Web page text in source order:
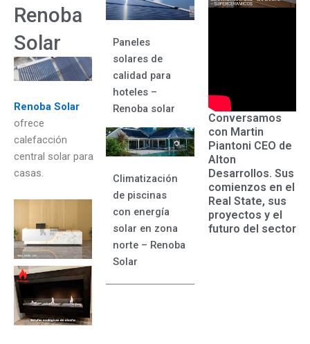
Renoba
Solar
Renoba Solar
ofrece
calefacción
central solar para
casas.
Paneles
solares de
calidad para
hoteles –
Renoba solar
Climatización
de piscinas
con energía
solar en zona
norte – Renoba
Solar
Conversamos
con Martin
Piantoni CEO de
Alton
Desarrollos. Sus
comienzos en el
Real State, sus
proyectos y el
futuro del sector